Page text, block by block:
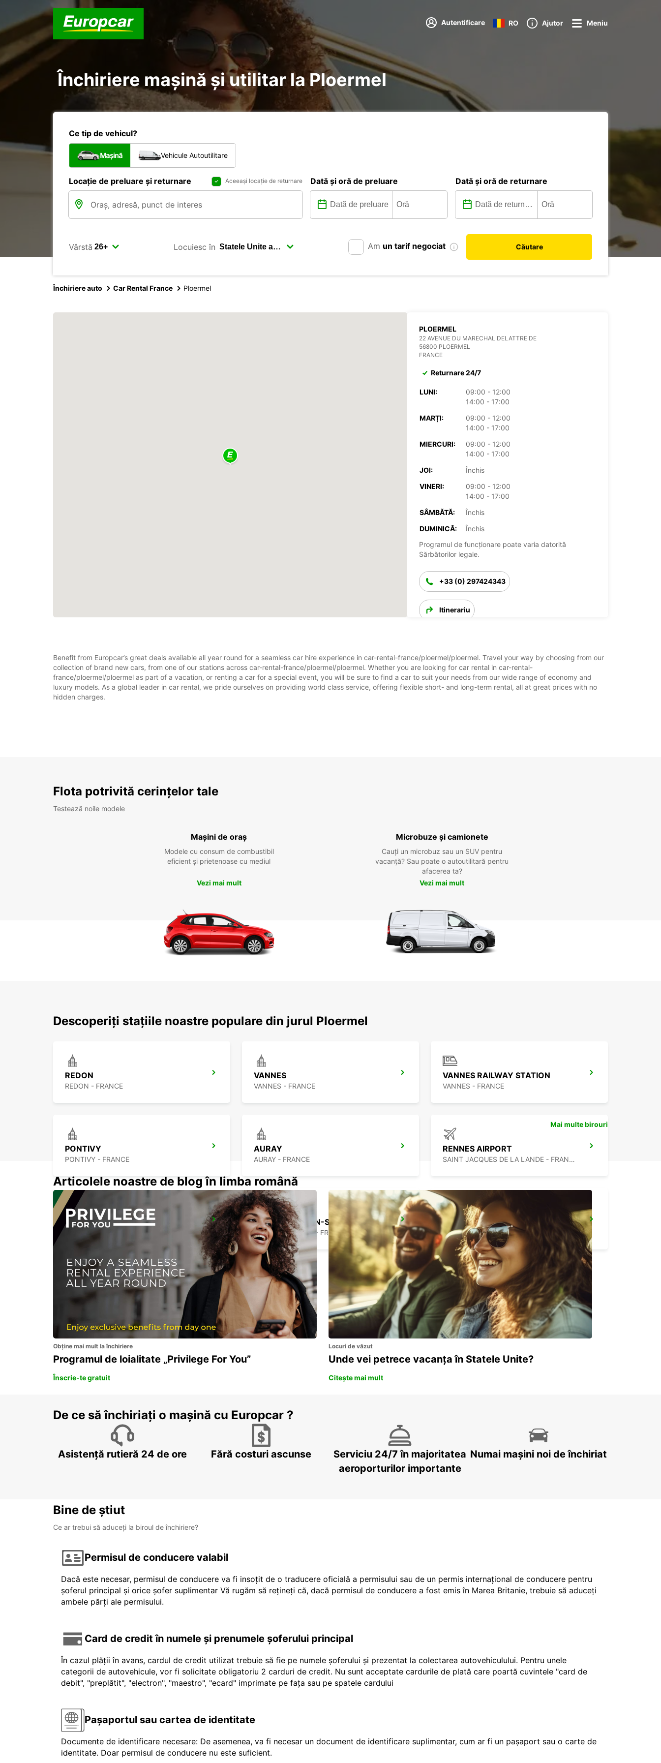
Autentificare RO Ajutor Meniu
Închiriere mașină și utilitar la Ploermel
Ce tip de vehicul?
Mașină Vehicule Autoutilitare
Locație de preluare și returnare Aceeași locație de returnare Dată și oră de preluare Dată și oră de returnare
Vârstă Locuiesc în Am un tarif negociat Căutare
Închiriere auto Car Rental France Ploermel
PLOERMEL
22 AVENUE DU MARECHAL DELATTRE DE
56800 PLOERMEL
FRANCE
Returnare 24/7
LUNI:
09:00 - 12:00
14:00 - 17:00
MARȚI:
09:00 - 12:00
14:00 - 17:00
MIERCURI:
09:00 - 12:00
14:00 - 17:00
JOI:
Închis
VINERI:
09:00 - 12:00
14:00 - 17:00
SÂMBĂTĂ:
Închis
DUMINICĂ:
Închis
Programul de funcționare poate varia datorită
Sărbătorilor legale.
+33 (0) 297424343
Itinerariu
Benefit from Europcar’s great deals available all year round for a seamless car hire experience in car-rental-france/ploermel/ploermel. Travel your way by choosing from our
collection of brand new cars, from one of our stations across car-rental-france/ploermel/ploermel. Whether you are looking for car rental in car-rental-
france/ploermel/ploermel as part of a vacation, or renting a car for a special event, you will be sure to find a car to suit your needs from our wide range of economy and
luxury models. As a global leader in car rental, we pride ourselves on providing world class service, offering flexible short- and long-term rental, all at great prices with no
hidden charges.
Flota potrivită cerințelor tale
Testează noile modele
Mașini de oraș
Modele cu consum de combustibil
eficient și prietenoase cu mediul
Vezi mai mult
Microbuze și camionete
Cauți un microbuz sau un SUV pentru
vacanță? Sau poate o autoutilitară pentru
afacerea ta?
Vezi mai mult
Descoperiți stațiile noastre populare din jurul Ploermel
REDON
REDON - FRANCE
VANNES
VANNES - FRANCE
VANNES RAILWAY STATION
VANNES - FRANCE
PONTIVY
PONTIVY - FRANCE
AURAY
AURAY - FRANCE
RENNES AIRPORT
SAINT JACQUES DE LA LANDE - FRANCE
RENNES RAILWAY STATION
RENNES - FRANCE
RENNES CESSON-SEVIGNE
CESSON SEVIGNE - FRANCE
SAINT-BRIEUC
SAINT BRIEUC - FRANCE
Mai multe birouri
Articolele noastre de blog în limba română
Obține mai mult la închiriere
Programul de loialitate „Privilege For You”
Înscrie-te gratuit
Locuri de văzut
Unde vei petrece vacanța în Statele Unite?
Citește mai mult
De ce să închiriați o mașină cu Europcar ?
Asistență rutieră 24 de ore Fără costuri ascunse
Serviciu 24/7 în majoritatea
aeroporturilor importante
Numai mașini noi de închiriat
Bine de știut
Ce ar trebui să aduceți la biroul de închiriere?
Permisul de conducere valabil
Dacă este necesar, permisul de conducere va fi insoțit de o traducere oficială a permisului sau de un permis internațional de conducere pentru
șoferul principal și orice șofer suplimentar Vă rugăm să rețineți că, dacă permisul de conducere a fost emis în Marea Britanie, trebuie să aduceți
ambele părți ale permisului.
Card de credit în numele și prenumele șoferului principal
În cazul plății în avans, cardul de credit utilizat trebuie să fie pe numele șoferului și prezentat la colectarea autovehiculului. Pentru unele
categorii de autovehicule, vor fi solicitate obligatoriu 2 carduri de credit. Nu sunt acceptate cardurile de plată care poartă cuvintele "card de
debit", "preplătit", "electron", "maestro", "ecard" imprimate pe fața sau pe spatele cardului
Pașaportul sau cartea de identitate
Documente de identificare necesare: De asemenea, va fi necesar un document de identificare suplimentar, cum ar fi un pașaport sau o carte de
identitate. Doar permisul de conducere nu este suficient.